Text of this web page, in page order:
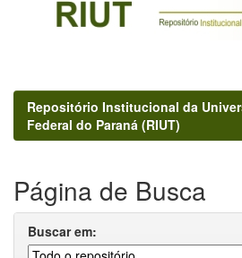
Repositório Institucional da
Federal do Paraná (RIUT)
Página de Busca
Buscar em: